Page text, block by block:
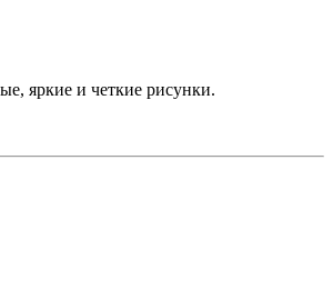
яркие и четкие рисунки.